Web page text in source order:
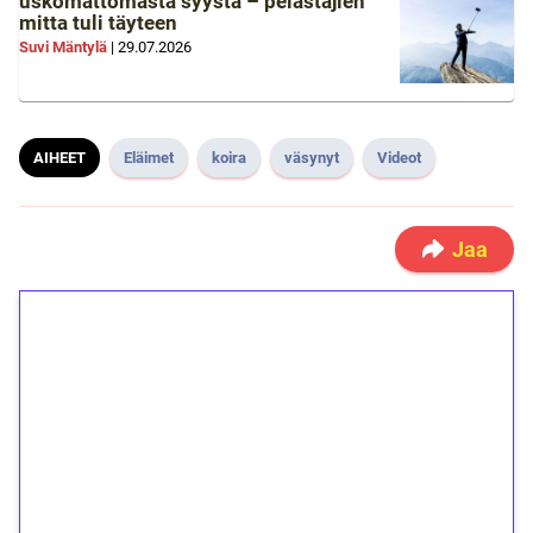
mitta tuli täyteen
Suvi Mäntylä | 29.07.2026
AIHEET Eläimet koira väsynyt Videot
Jaa